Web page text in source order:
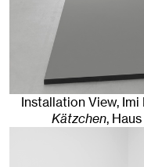
Installation View, Imi
Kätzchen,